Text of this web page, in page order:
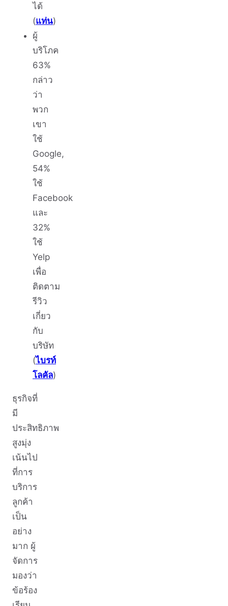
ได้
(แท่น)
ผู้
บริโภค
63%
กล่าว
ว่า
พวก
เขา
ใช้
Google,
54%
ใช้
Facebook
และ
32%
ใช้
Yelp
เพื่อ
ติดตาม
รีวิว
เกี่ยว
กับ
บริษัท
(ไบรท์
โลคัล)
ธุรกิจที่
มี
ประสิทธิภาพ
สูงมุ่ง
เน้นไป
ที่การ
บริการ
ลูกค้า
เป็น
อย่าง
มาก ผู้
จัดการ
มองว่า
ข้อร้อง